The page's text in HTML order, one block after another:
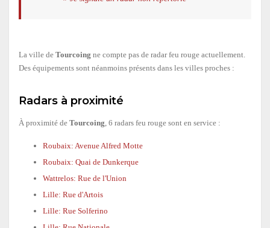
La ville de Tourcoing ne compte pas de radar feu rouge actuellement.
Des équipements sont néanmoins présents dans les villes proches :
Radars à proximité
À proximité de Tourcoing , 6 radars feu rouge sont en service :
Roubaix: Avenue Alfred Motte
Roubaix: Quai de Dunkerque
Wattrelos: Rue de l'Union
Lille: Rue d'Artois
Lille: Rue Solferino